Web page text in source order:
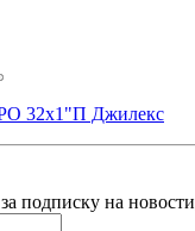
32x1"П Джилекс
подписку на новости